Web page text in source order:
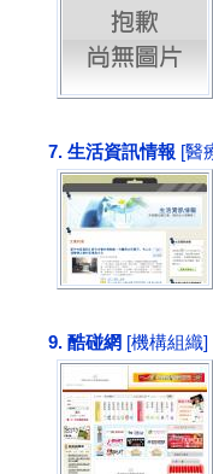
7. 生活資訊情報 [醫
9. 酷碰網 [機構組織]